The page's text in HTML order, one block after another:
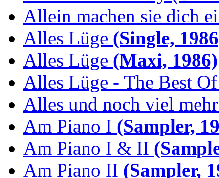
Allein machen sie dich
Alles Lüge (Single,
Alles Lüge (Maxi, 1986)
Alles Lüge - The Best Of
Alles und noch viel
Am Piano I (Sampler,
Am Piano I & II
Am Piano II (Sampler,